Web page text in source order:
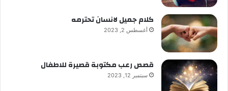
كلام جميل لانسان تحترمه
أغسطس 2, 2023
قصص رعب مكتوبة قصيرة للاطفال
سبتمبر 12, 2023